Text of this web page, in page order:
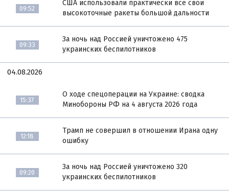
09:52
США использовали практически все свои
высокоточные ракеты большой дальности
09:33
За ночь над Россией уничтожено 475
украинских беспилотников
04.08.2026
15:37
О ходе спецоперации на Украине: сводка
Минобороны РФ на 4 августа 2026 года
12:18
Трамп не совершил в отношении Ирана одну
ошибку
09:20
За ночь над Россией уничтожено 320
украинских беспилотников